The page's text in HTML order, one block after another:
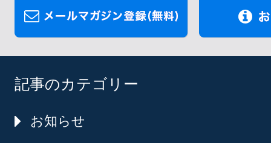
記事のカテゴリー
お知らせ